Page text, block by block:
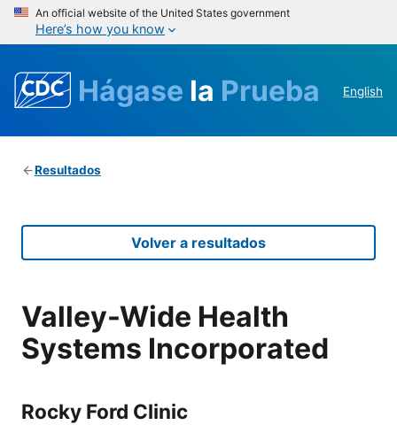
An official website of the United States government
Here’s how you know
Hágase la Prueba English
Resultados
Volver a resultados
Valley-Wide Health
Systems Incorporated
Rocky Ford Clinic